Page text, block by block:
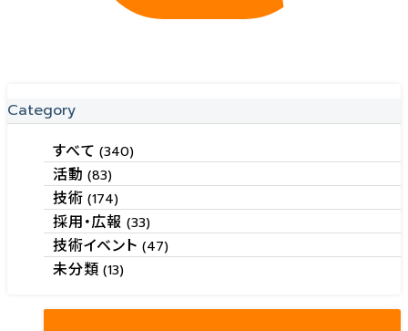
Category
すべて(340)
活動(83)
技術(174)
採用・広報 (33)
技術イベント (47)
未分類(13)